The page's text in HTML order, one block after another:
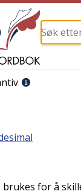
for å